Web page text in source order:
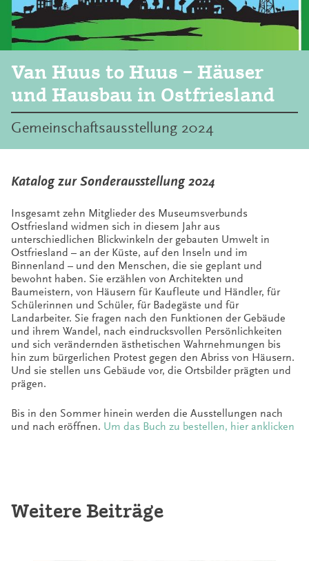
Van Huus to Huus – Häuser
und Hausbau in Ostfriesland
Gemeinschaftsausstellung 2024
Katalog zur Sonderausstellung 2024
Insgesamt zehn Mitglieder des Museumsverbunds
Ostfriesland widmen sich in diesem Jahr aus
unterschiedlichen Blickwinkeln der gebauten Umwelt in
Ostfriesland – an der Küste, auf den Inseln und im
Binnenland – und den Menschen, die sie geplant und
bewohnt haben. Sie erzählen von Architekten und
Baumeistern, von Häusern für Kaufleute und Händler, für
Schülerinnen und Schüler, für Badegäste und für
Landarbeiter. Sie fragen nach den Funktionen der Gebäude
und ihrem Wandel, nach eindrucksvollen Persönlichkeiten
und sich verändernden ästhetischen Wahrnehmungen bis
hin zum bürgerlichen Protest gegen den Abriss von Häusern.
Und sie stellen uns Gebäude vor, die Ortsbilder prägten und
prägen.
Bis in den Sommer hinein werden die Ausstellungen nach
und nach eröffnen. Um das Buch zu bestellen, hier anklicken
Weitere Beiträge